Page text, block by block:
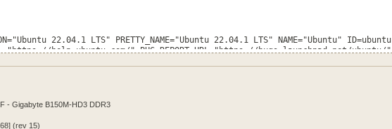
22.04.1 LTS" PRETTY_NAME="Ubuntu 22.04.1 LTS" NAME="Ubuntu" ID=ubuntu
help.ubuntu.com/" BUG_REPORT_URL="https://bugs.launchpad.net/ubuntu/"
- Gigabyte B150M-HD3 DDR3
(rev 15)